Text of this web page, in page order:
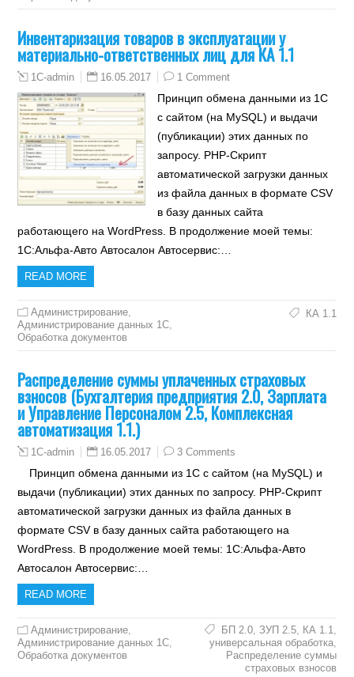
Инвентаризация товаров в эксплуатации у
материально-ответственных лиц для КА 1.1
1C-admin 16.05.2017 1 Comment
Принцип обмена данными из 1С
с сайтом (на MySQL) и выдачи
(публикации) этих данных по
запросу. PHP-Скрипт
автоматической загрузки данных
из файла данных в формате CSV
в базу данных сайта
работающего на WordPress. В продолжение моей темы:
1С:Альфа-Авто Автосалон Автосервис:…
READ MORE
Администрирование,
Администрирование данных 1С,
Обработка документов
КА 1.1
Распределение суммы уплаченных страховых
взносов (Бухгалтерия предприятия 2.0, Зарплата
и Управление Персоналом 2.5, Комплексная
автоматизация 1.1.)
1C-admin 16.05.2017 3 Comments
Принцип обмена данными из 1С с сайтом (на MySQL) и
выдачи (публикации) этих данных по запросу. PHP-Скрипт
автоматической загрузки данных из файла данных в
формате CSV в базу данных сайта работающего на
WordPress. В продолжение моей темы: 1С:Альфа-Авто
Автосалон Автосервис:…
READ MORE
Администрирование,
Администрирование данных 1С,
Обработка документов
БП 2.0, ЗУП 2.5, КА 1.1,
универсальная обработка,
Распределение суммы
страховых взносов